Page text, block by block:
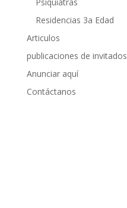
Residencias 3a Edad
Articulos
publicaciones de invitados
Anunciar aquí
Contáctanos